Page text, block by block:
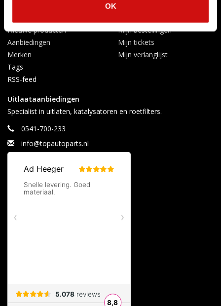
OK
Nieuwe producten
Aanbiedingen
Merken
Tags
RSS-feed
Mijn bestellingen
Mijn tickets
Mijn verlanglijst
Uitlaataanbiedingen
Specialist in uitlaten, katalysatoren en roetfilters.
0541-700-233
info@topautoparts.nl